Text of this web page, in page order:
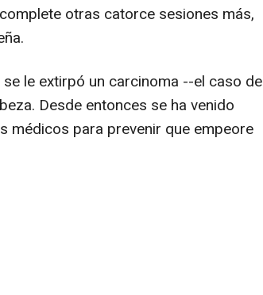
otras catorce sesiones más,
le extirpó un carcinoma --el caso de
Desde entonces se ha venido
médicos para prevenir que empeore